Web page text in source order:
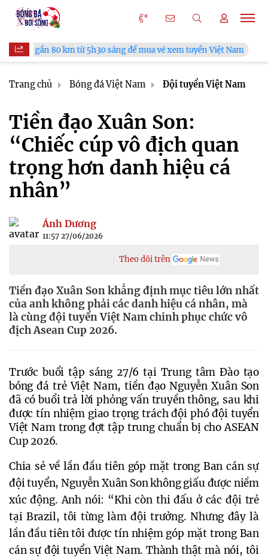
sáng để mua vé xem tuyển Việt Nam Tuyển Việt Nam đối
Trang chủ Bóng đá Việt Nam Đội tuyển Việt Nam
Tiền đạo Xuân Son:
“Chiếc cúp vô địch quan
trọng hơn danh hiệu cá
nhân”
Ánh Dương
11:57 27/06/2026
Theo dõi trên
Tiền đạo Xuân Son khẳng định mục tiêu lớn nhất
của anh không phải các danh hiệu cá nhân, mà
là cùng đội tuyển Việt Nam chinh phục chức vô
địch Asean Cup 2026.
Trước buổi tập sáng 27/6 tại Trung tâm Đào tạo
bóng đá trẻ Việt Nam, tiền đạo Nguyễn Xuân Son
đã có buổi trả lời phỏng vấn truyền thông, sau khi
được tín nhiệm giao trọng trách đội phó đội tuyển
Việt Nam trong đợt tập trung chuẩn bị cho ASEAN
Cup 2026.
Chia sẻ về lần đầu tiên góp mặt trong Ban cán sự
đội tuyển, Nguyễn Xuân Son không giấu được niềm
xúc động. Anh nói: “Khi còn thi đấu ở các đội trẻ
tại Brazil, tôi từng làm đội trưởng. Nhưng đây là
lần đầu tiên tôi được tín nhiệm góp mặt trong Ban
cán sự đội tuyển Việt Nam. Thành thật mà nói, tôi